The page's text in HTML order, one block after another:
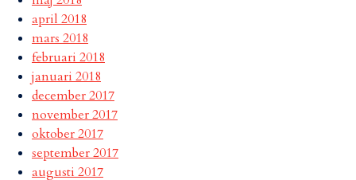
april 2018
mars 2018
februari 2018
januari 2018
december 2017
november 2017
oktober 2017
september 2017
augusti 2017